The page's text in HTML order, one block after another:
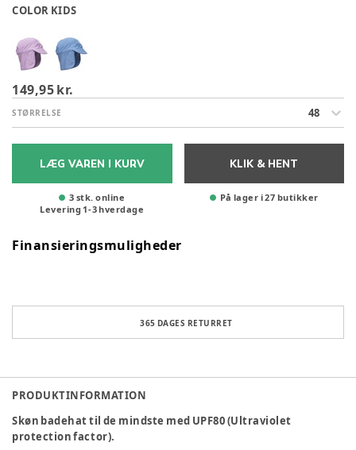
COLOR KIDS
149,95 kr.
STØRRELSE 48
LÆG VAREN I KURV
3 stk. online
Levering 1-3hverdage
KLIK & HENT
På lager i 27 butikker
Finansieringsmuligheder
365 DAGES RETURRET
PRODUKTINFORMATION
Skøn badehat til de mindste med UPF80 (Ultraviolet
protection factor).